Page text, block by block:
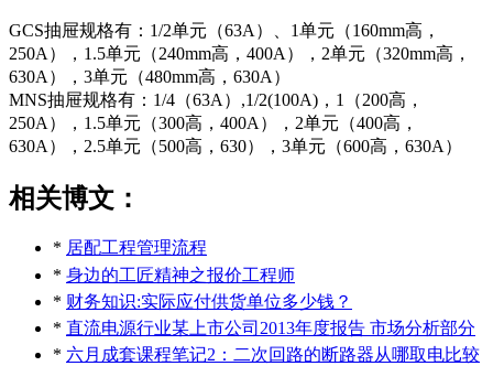
GCS抽屉规格有：1/2单元（63A）、1单元（160mm高，
250A），1.5单元（240mm高，400A），2单元（320mm高，
630A），3单元（480mm高，630A）
MNS抽屉规格有：1/4（63A）,1/2(100A)，1（200高，
250A），1.5单元（300高，400A），2单元（400高，
630A），2.5单元（500高，630），3单元（600高，630A）
相关博文：
* 居配工程管理流程
* 身边的工匠精神之报价工程师
* 财务知识:实际应付供货单位多少钱？
* 直流电源行业某上市公司2013年度报告 市场分析部分
* 六月成套课程笔记2：二次回路的断路器从哪取电比较